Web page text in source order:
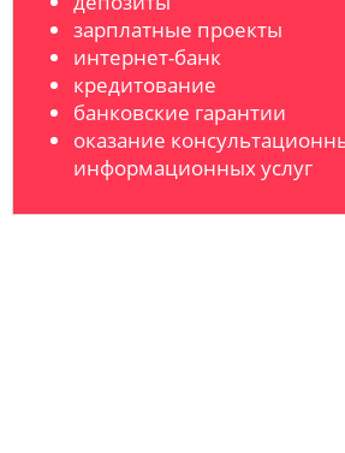
зарплатные проекты
интернет-банк
кредитование
банковские гарантии
оказание
информационных услуг